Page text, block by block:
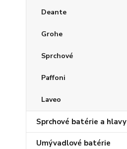
Deante
Grohe
Sprchové
Paffoni
Laveo
Sprchové batérie a hlavy
Umývadlové batérie